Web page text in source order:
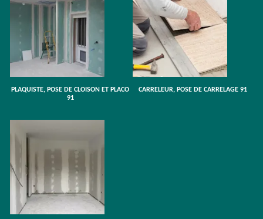
PLAQUISTE, POSE DE CLOISON ET PLACO
91
CARRELEUR, POSE DE CARRELAGE 91